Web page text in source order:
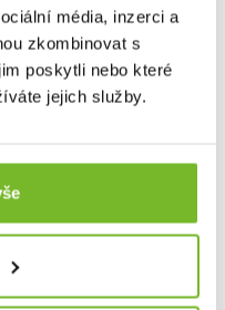
média, inzerci a
zkombinovat s
poskytli nebo které
jejich služby.
provozovateleshopu
distributor značky